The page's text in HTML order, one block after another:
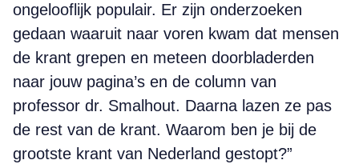
ongelooflijk populair. Er zijn onderzoeken
gedaan waaruit naar voren kwam dat mensen
de krant grepen en meteen doorbladerden
naar jouw pagina’s en de column van
professor dr. Smalhout. Daarna lazen ze pas
de rest van de krant. Waarom ben je bij de
grootste krant van Nederland gestopt?”